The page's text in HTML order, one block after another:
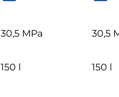
30,5 MPa 30,5
150 l 150 l